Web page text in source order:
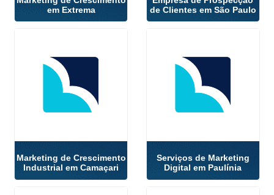
em Extrema
de Clientes em São Paulo
Marketing de Crescimento
Industrial em Camaçari
Serviços de Marketing
Digital em Paulínia